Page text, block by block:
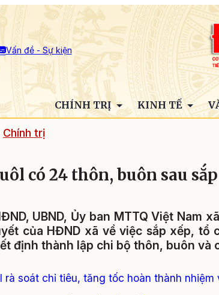
Vấn đề - Sự kiện
CHÍNH TRỊ KINH TẾ
Chính trị
có 24 thôn, buôn sau
UBND, Ủy ban MTTQ Việt Nam
của HĐND xã về việc sắp xếp,
định thành lập chi bộ thôn, buôn và
rà soát chỉ tiêu, tăng tốc hoàn thành nhiệm